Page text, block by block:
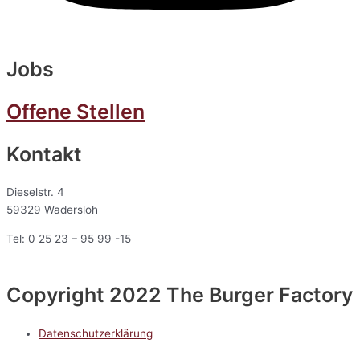
Jobs
Offene Stellen
Kontakt
Dieselstr. 4
59329 Wadersloh
Tel: 0 25 23 – 95 99 -15
Copyright 2022 The Burger Factory
Datenschutzerklärung